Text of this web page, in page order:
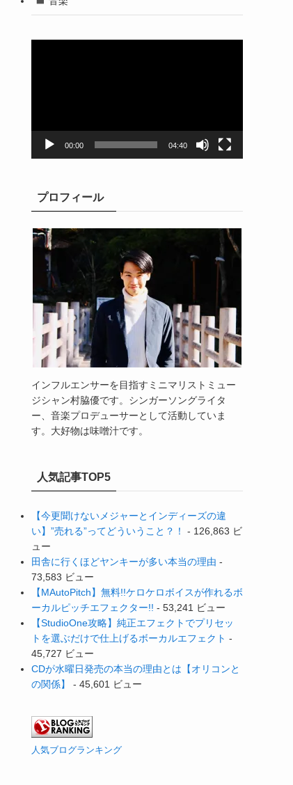
00:00 04:40
プロフィール
インフルエンサーを目指すミニマリストミュー
ジシャン村脇優です。シンガーソングライタ
ー、音楽プロデューサーとして活動していま
す。大好物は味噌汁です。
人気記事TOP5
【今更聞けないメジャーとインディーズの違
い】”売れる”ってどういうこと？！
- 126,863 ビ
ュー
田舎に行くほどヤンキーが多い本当の理由 -
73,583 ビュー
【MAutoPitch】無料!!ケロケロボイスが作れるボ
ーカルピッチエフェクター!! - 53,241 ビュー
【StudioOne攻略】純正エフェクトでプリセッ
トを選ぶだけで仕上げるボーカルエフェクト -
45,727 ビュー
CDが水曜日発売の本当の理由とは【オリコンと
の関係】
- 45,601 ビュー
人気ブログランキング